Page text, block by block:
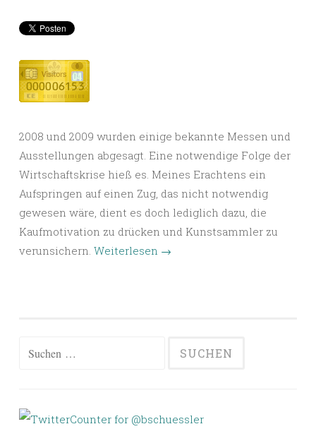
2008 und 2009 wurden einige bekannte Messen und
Ausstellungen abgesagt. Eine notwendige Folge der
Wirtschaftskrise hieß es. Meines Erachtens ein
Aufspringen auf einen Zug, das nicht notwendig
gewesen wäre, dient es doch lediglich dazu, die
Kaufmotivation zu drücken und Kunstsammler zu
verunsichern. Weiterlesen →
Suchen